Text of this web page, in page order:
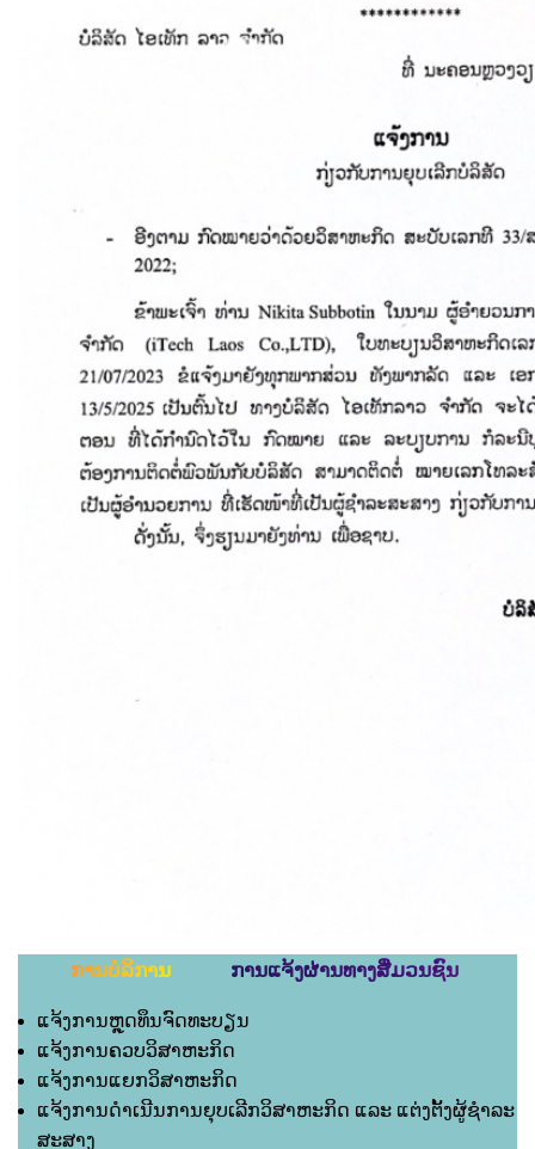
ການບໍລິການ ການແຈ້ງຜ່ານທາງສື່ມວນຊົນ
ແຈ້ງການຫຼຸດທຶນຈົດທະບຽນ
ແຈ້ງການຄວບວິສາຫະກິດ
ແຈ້ງການແຍກວິສາຫະກິດ
ແຈ້ງການດຳເນີນການຍຸບເລີກວິສາຫະກິດ ແລະ ແຕ່ງຕັ້ງຜູ້ຊຳລະ
ສະສາງ